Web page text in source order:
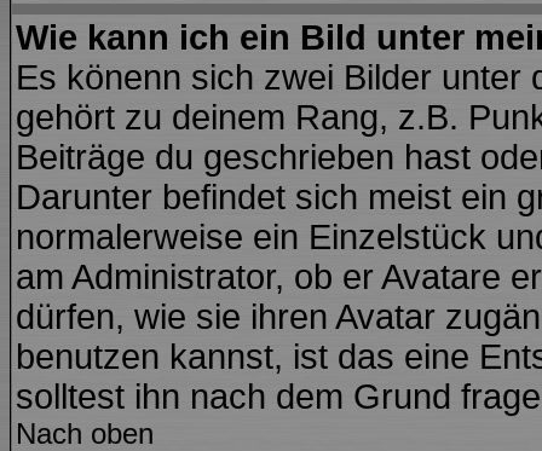
Wie kann ich ein Bild unter
Es könenn sich zwei Bilder unter
gehört zu deinem Rang, z.B.
Beiträge du geschrieben hast
Darunter befindet sich meist ein
normalerweise ein Einzelstück
am Administrator, ob er Avatare
dürfen, wie sie ihren Avatar
benutzen kannst, ist das eine
solltest ihn nach dem Grund
Nach oben